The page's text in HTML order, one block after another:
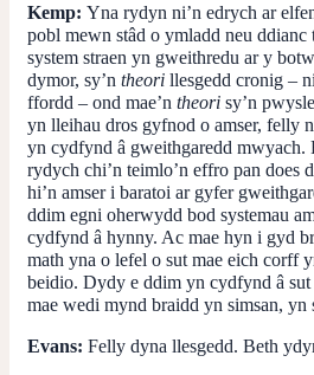
Kemp: Yna rydyn ni’n edrych ar
pobl mewn stâd o ymladd neu ddianc
system straen yn gweithredu ar y
dymor, sy’n theori llesgedd cronig –
ffordd – ond mae’n theori sy’n
yn lleihau dros gyfnod o amser, felly
yn cydfynd â gweithgaredd mwyach.
rydych chi’n teimlo’n effro pan does
hi’n amser i baratoi ar gyfer
ddim egni oherwydd bod systemau
cydfynd â hynny. Ac mae hyn i gyd
math yna o lefel o sut mae eich corff
beidio. Dydy e ddim yn cydfynd â
mae wedi mynd braidd yn simsan, yn
Evans: Felly dyna llesgedd. Beth